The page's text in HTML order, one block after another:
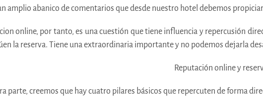
amplio abanico de comentarios que desde nuestro hotel debemos
online, por tanto, es una cuestión que tiene influencia y repercusión
la reserva. Tiene una extraordinaria importante y no podemos dejarla
parte, creemos que hay cuatro pilares básicos que repercuten de forma